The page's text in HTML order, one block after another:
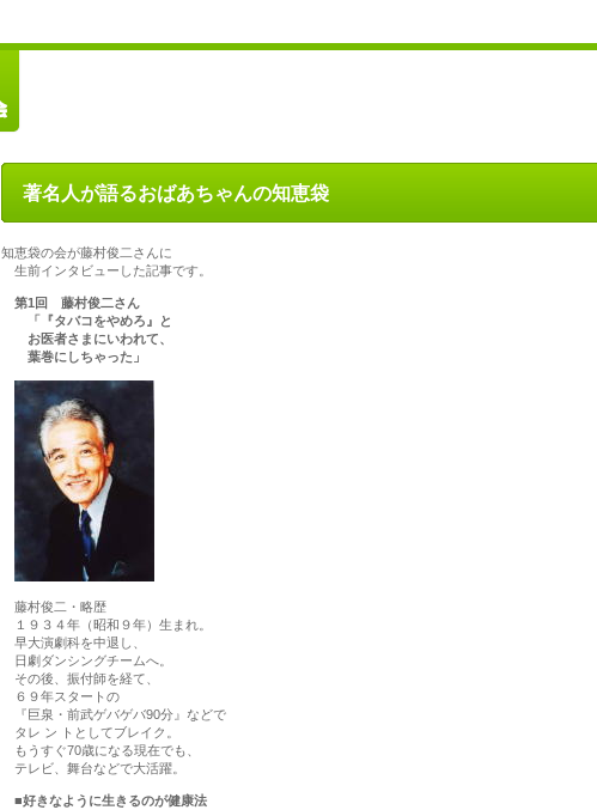
著名人が語るおばあちゃんの知恵袋
知恵袋の会が藤村俊二さんに
生前インタビューした記事です。
第1回 藤村俊二さん
「『タバコをやめろ』と
お医者さまにいわれて、
葉巻にしちゃった」
藤村俊二・略歴
１９３４年（昭和９年）生まれ。
早大演劇科を中退し、
日劇ダンシングチームへ。
その後、振付師を経て、
６９年スタートの
『巨泉・前武ゲバゲバ90分』などで
タレ ン トとしてブレイク。
もうすぐ70歳になる現在でも、
テレビ、舞台などで大活躍。
■好きなように生きるのが健康法